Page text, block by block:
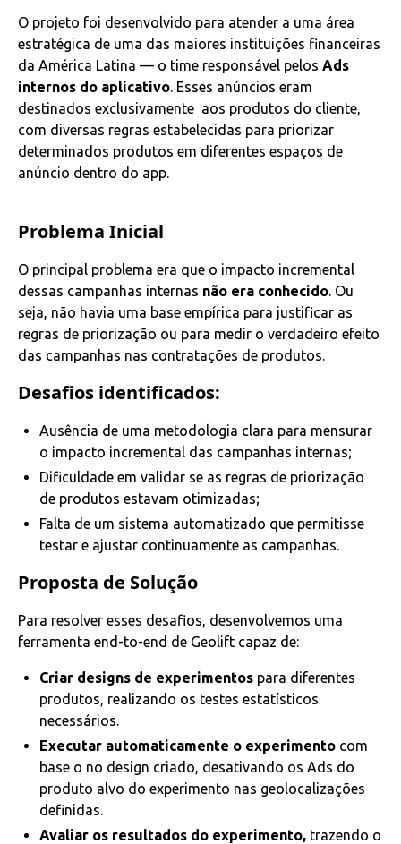
O projeto foi desenvolvido para atender a uma área
estratégica de uma das maiores instituições financeiras
da América Latina — o time responsável pelos Ads
internos do aplicativo. Esses anúncios eram
destinados exclusivamente aos produtos do cliente,
com diversas regras estabelecidas para priorizar
determinados produtos em diferentes espaços de
anúncio dentro do app.
Problema Inicial
O principal problema era que o impacto incremental
dessas campanhas internas não era conhecido. Ou
seja, não havia uma base empírica para justificar as
regras de priorização ou para medir o verdadeiro efeito
das campanhas nas contratações de produtos.
Desafios identificados:
Ausência de uma metodologia clara para mensurar
o impacto incremental das campanhas internas;
Dificuldade em validar se as regras de priorização
de produtos estavam otimizadas;
Falta de um sistema automatizado que permitisse
testar e ajustar continuamente as campanhas.
Proposta de Solução
Para resolver esses desafios, desenvolvemos uma
ferramenta end-to-end de Geolift capaz de:
Criar designs de experimentos para diferentes
produtos, realizando os testes estatísticos
necessários.
Executar automaticamente o experimento com
base o no design criado, desativando os Ads do
produto alvo do experimento nas geolocalizações
definidas.
Avaliar os resultados do experimento, trazendo o